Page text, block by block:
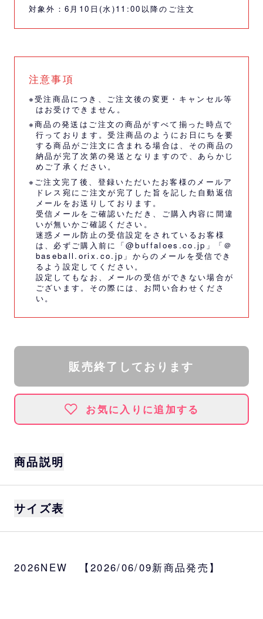
対象外：6月10日(水)11:00以降のご注文
注意事項
※受注商品につき、ご注文後の変更・キャンセル等
はお受けできません。
※商品の発送はご注文の商品がすべて揃った時点で
行っております。受注商品のようにお日にちを要
する商品がご注文に含まれる場合は、その商品の
納品が完了次第の発送となりますので、あらかじ
めご了承ください。
※ご注文完了後、登録いただいたお客様のメールア
ドレス宛にご注文が完了した旨を記した自動返信
メールをお送りしております。
受信メールをご確認いただき、ご購入内容に間違
いが無いかご確認ください。
迷惑メール防止の受信設定をされているお客様
は、必ずご購入前に「@buffaloes.co.jp」「＠
baseball.orix.co.jp」からのメールを受信でき
るよう設定してください。
設定してもなお、メールの受信ができない場合が
ございます。その際には、 お問い合わせくださ
い。
販売終了しております
お気に入りに追加する
商品説明
S、M、L、XL
カラー
素材
サイズ表
S 49 44 19
2026NEW 【2026/06/09新商品発売】